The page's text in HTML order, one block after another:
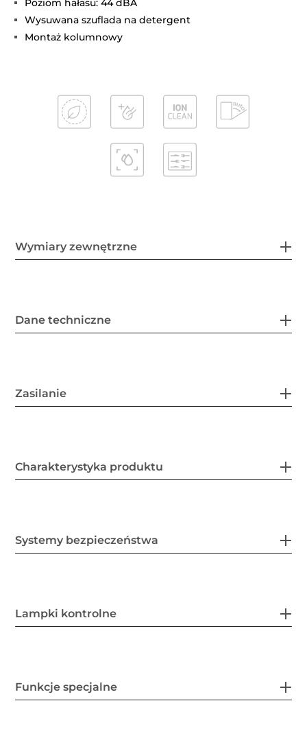
Poziom hałasu: 44 dBA
Wysuwana szuflada na detergent
Montaż kolumnowy
Wymiary zewnętrzne
Dane techniczne
Zasilanie
Charakterystyka produktu
Systemy bezpieczeństwa
Lampki kontrolne
Funkcje specjalne